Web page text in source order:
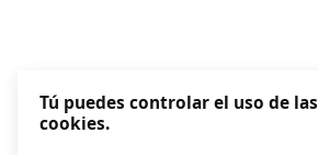
Tú puedes controlar el uso de las
cookies.